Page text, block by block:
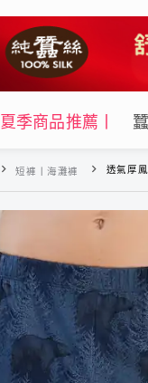
夏季商品推薦丨
短褲丨海灘褲 透氣厚鳳眼